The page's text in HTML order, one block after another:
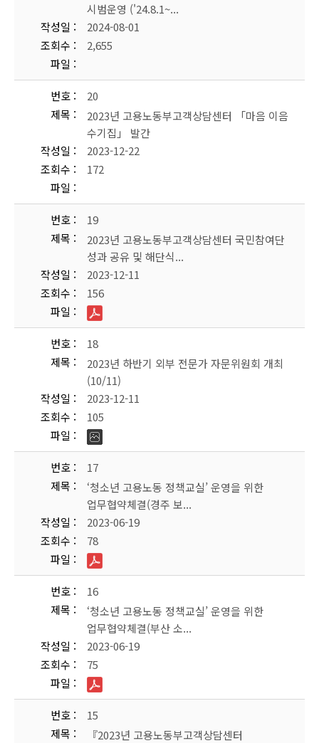
시범운영 ('24.8.1~...
작성일
2024-08-01
조회수
2,655
파일
번호
20
제목
2023년 고용노동부고객상담센터 「마음 이음
수기집」 발간
작성일
2023-12-22
조회수
172
파일
번호
19
제목
2023년 고용노동부고객상담센터 국민참여단
성과 공유 및 해단식...
작성일
2023-12-11
조회수
156
파일
번호
18
제목
2023년 하반기 외부 전문가 자문위원회 개최
(10/11)
작성일
2023-12-11
조회수
105
파일
번호
17
제목
‘청소년 고용노동 정책교실’ 운영을 위한
업무협약체결(경주 보...
작성일
2023-06-19
조회수
78
파일
번호
16
제목
‘청소년 고용노동 정책교실’ 운영을 위한
업무협약체결(부산 소...
작성일
2023-06-19
조회수
75
파일
번호
15
제목
『2023년 고용노동부고객상담센터